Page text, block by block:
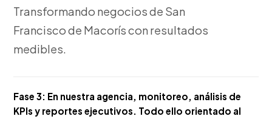
Transformando negocios de San
Francisco de Macorís con resultados
medibles.
Fase 3: En nuestra agencia, monitoreo, análisis de
KPIs y reportes ejecutivos. Todo ello orientado al